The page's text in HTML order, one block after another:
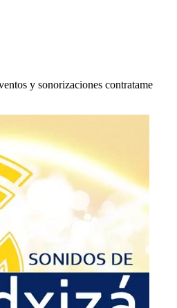
y sonorizaciones contratame